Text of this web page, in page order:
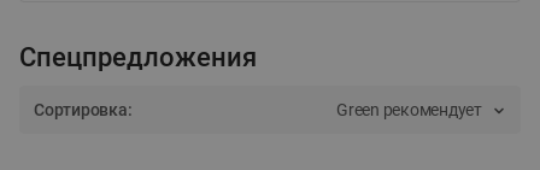
Спецпредложения
Сортировка: Green рекомендует